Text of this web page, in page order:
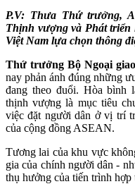
P.V: Thưa Thứ trưởng,
Thịnh vượng và Phát triển
Việt Nam lựa chọn thông
Thứ trưởng Bộ Ngoại
nay phản ánh đúng những
đang theo đuổi. Hòa bình
thịnh vượng là mục tiêu
việc đặt người dân ở vị trí
của cộng đồng ASEAN.
Tương lai của khu vực
gia của chính người dân -
thụ hưởng của tiến trình hợp